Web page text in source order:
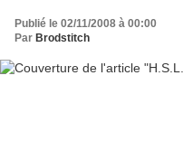
Publié le 02/11/2008 à 00:00
Par Brodstitch